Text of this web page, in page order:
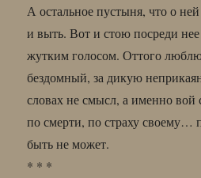
А остальное пустыня, что о ней
и выть. Вот и стою посреди
жутким голосом. Оттого люблю
бездомный, за дикую
словах не смысл, а именно
по смерти, по страху своему…
быть не может.
* * *